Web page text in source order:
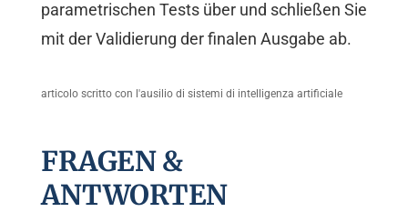
parametrischen Tests über und schließen Sie
mit der Validierung der finalen Ausgabe ab.
articolo scritto con l'ausilio di sistemi di intelligenza artificiale
FRAGEN &
ANTWORTEN